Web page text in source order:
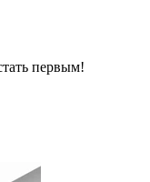
первым!